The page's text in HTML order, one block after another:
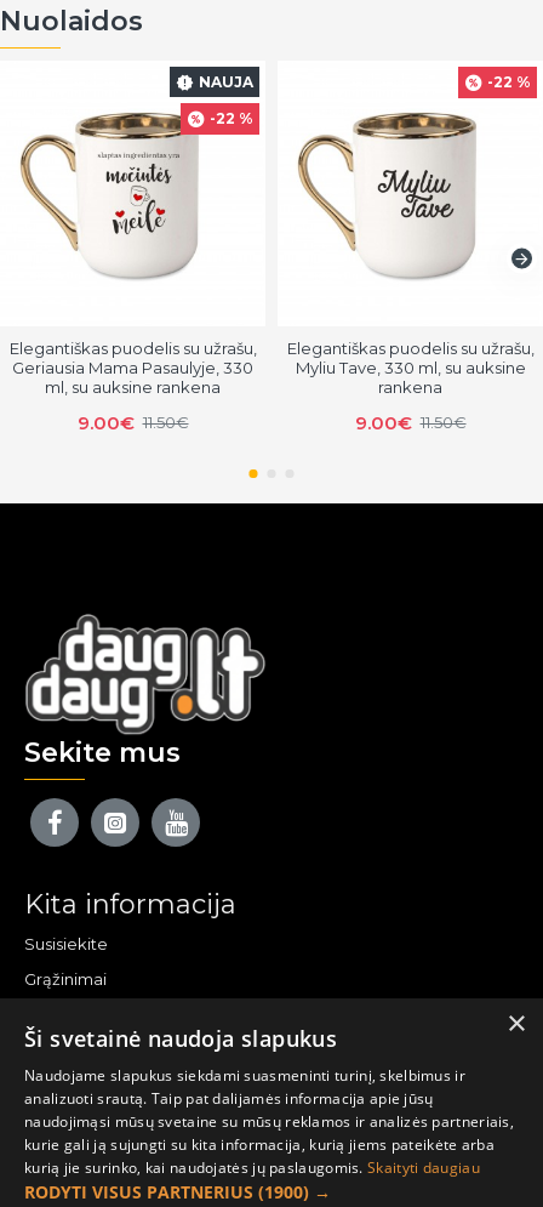
Nuolaidos
NAUJA
-22 %
Elegantiškas puodelis su užrašu,
Geriausia Mama Pasaulyje, 330
ml, su auksine rankena
9.00€ 11.50€
-22 %
Elegantiškas puodelis su užrašu,
Myliu Tave, 330 ml, su auksine
rankena
9.00€ 11.50€
Sekite mus
Kita informacija
Susisiekite
Grąžinimai
Pirkėjo paskyra
Mano paskyra
Užsakymai
Naujienlaiškiai
×
Ši svetainė naudoja slapukus
Naudojame slapukus siekdami suasmeninti turinį, skelbimus ir
analizuoti srautą. Taip pat dalijamės informacija apie jūsų
naudojimąsi mūsų svetaine su mūsų reklamos ir analizės partneriais,
kurie gali ją sujungti su kita informacija, kurią jiems pateikėte arba
kurią jie surinko, kai naudojatės jų paslaugomis.Skaityti daugiau
RODYTI VISUS PARTNERIUS (1900) →